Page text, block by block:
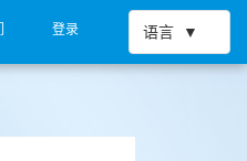
登录 语言